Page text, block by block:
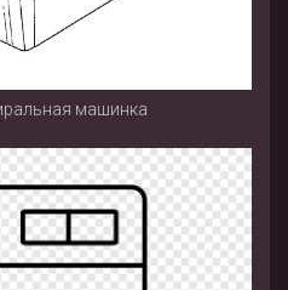
машинка